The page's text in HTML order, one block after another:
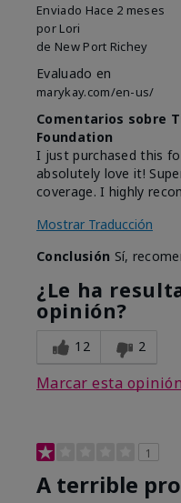
Enviado Hace 2 meses
por Lori
de New Port Richey
Evaluado en
marykay.com/en-us/
Comentarios sobre
Foundation
I just purchased this
absolutely love it!
coverage. I highly
Mostrar Traducción
Conclusión Sí,
¿Le ha
opinión?
12 2
Marcar esta opinión
1
A terrible